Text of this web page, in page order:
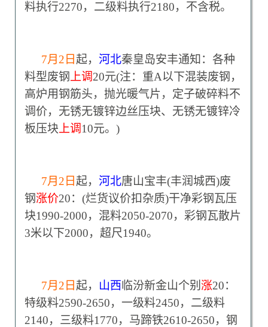
料执行2270，二级料执行2180，不含税。
7月2日 起， 河北秦皇岛安丰通知：各种
料型废钢 上调20元(注：重A以下混装废钢，
高炉用钢筋头，抛光暖气片，定子破碎料不
调价，无锈无镀锌边丝压块、无锈无镀锌冷
板压块 上调10元。)
7月2日 起， 河北唐山宝丰(丰润城西)废
钢涨价20：(烂货议价扣杂质)干净彩钢瓦压
块1990-2000，混料2050-2070，彩钢瓦散片
3米以下2000，超尺1940。
7月2日 起， 山西临汾新金山个别 涨20：
特级料2590-2650，一级料2450，二级料
2140，三级料1770，马蹄铁2610-2650，钢